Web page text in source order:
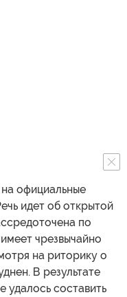
официальные
идет об открытой
по
чрезвычайно
на риторику о
В результате
удалось составить